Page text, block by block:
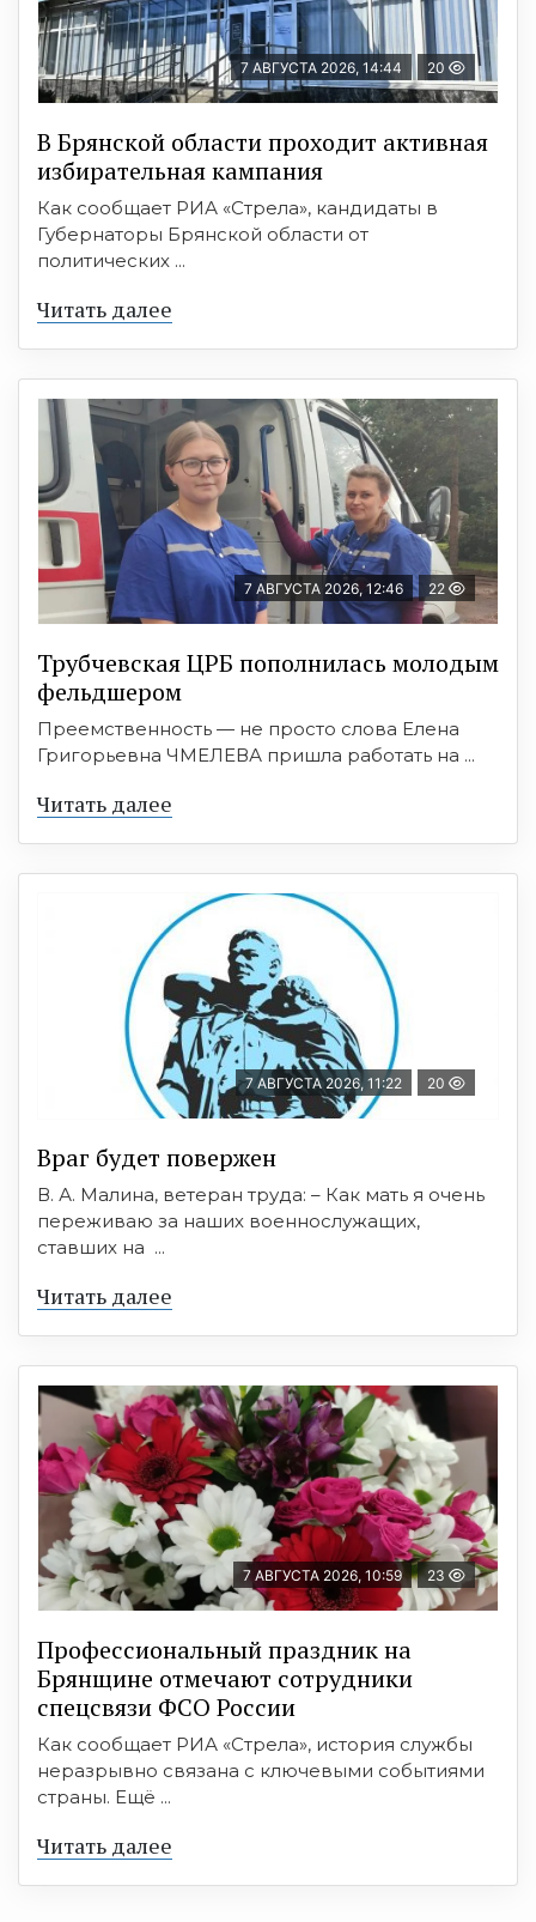
7 АВГУСТА 2026, 14:44 20
В Брянской области проходит активная
избирательная кампания
Как сообщает РИА «Стрела», кандидаты в
Губернаторы Брянской области от
политических ...
Читать далее
7 АВГУСТА 2026, 12:46 22
Трубчевская ЦРБ пополнилась молодым
фельдшером
Преемственность — не просто слова Елена
Григорьевна ЧМЕЛЕВА пришла работать на ...
Читать далее
7 АВГУСТА 2026, 11:22 20
Враг будет повержен
В. А. Малина, ветеран труда: – Как мать я очень
переживаю за наших военнослужащих,
ставших на ...
Читать далее
7 АВГУСТА 2026, 10:59 23
Профессиональный праздник на
Брянщине отмечают сотрудники
спецсвязи ФСО России
Как сообщает РИА «Стрела», история службы
неразрывно связана с ключевыми событиями
страны. Ещё ...
Читать далее